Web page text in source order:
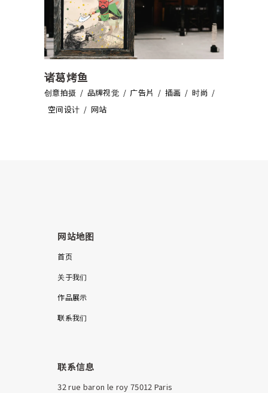
诸葛烤鱼
创意拍摄 品牌视觉 广告片 插画
时尚
空间设计
网站
网站地图
首页
关于我们
作品展示
联系我们
联系信息
32 rue baron le roy 75012 Paris